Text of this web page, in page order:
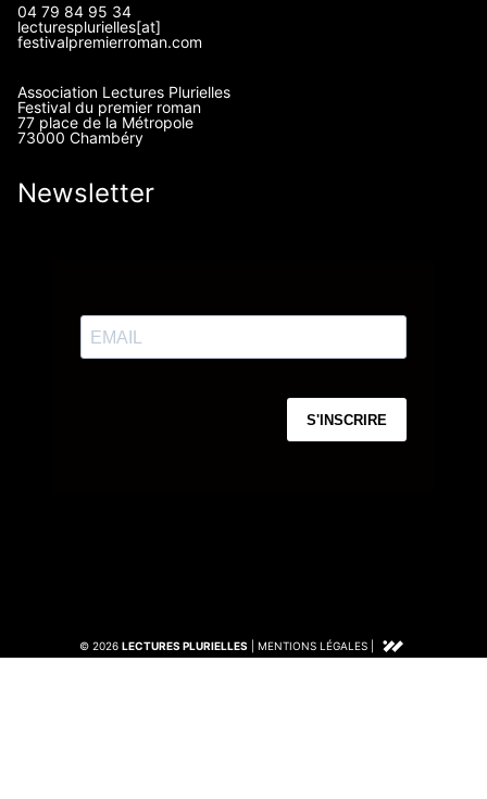
04 79 84 95 34
lecturesplurielles[at]
festivalpremierroman.com
Association Lectures Plurielles
Festival du premier roman
77 place de la Métropole
73000 Chambéry
Newsletter
© 2026 LECTURES PLURIELLES MENTIONS LÉGALES